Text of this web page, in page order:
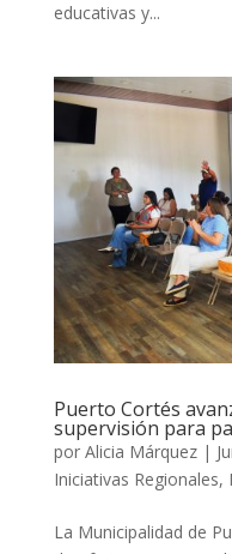
educativas y...
Puerto Cortés
supervisión para
por Alicia Márquez|
Iniciativas Regionales,
La Municipalidad de